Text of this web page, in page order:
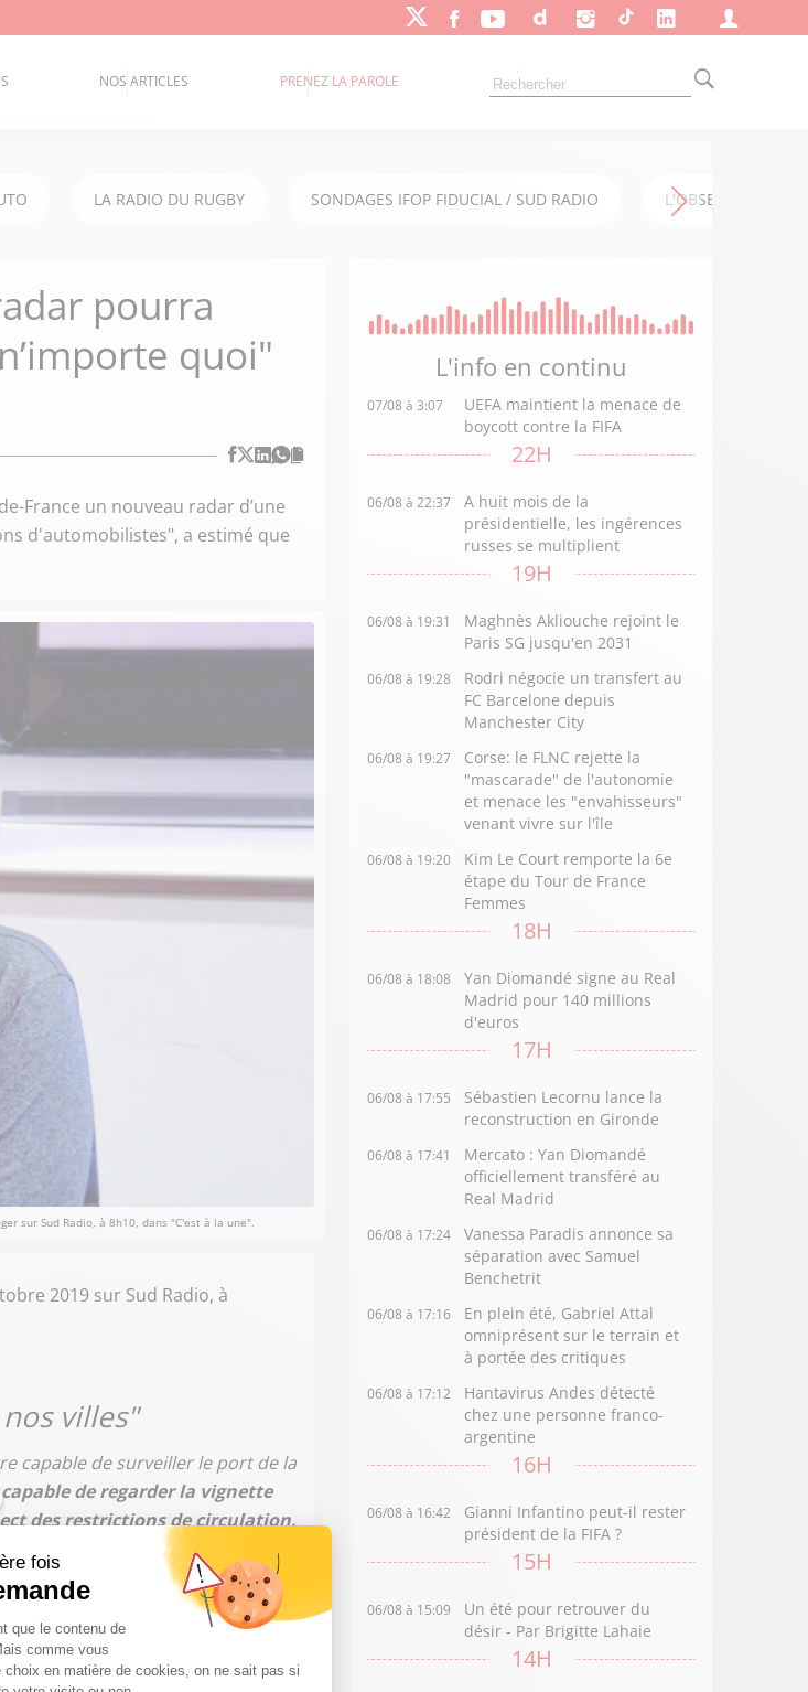
NOS ARTICLES PRENEZ LA PAROLE
LA RADIO DU RUGBY SONDAGES IFOP FIDUCIAL / SUD RADIO L'OBSERVATOIRE
pourra
quoi"
France un nouveau radar d’une
d'automobilistes", a estimé que
sur Sud Radio, à 8h10, dans "C'est à la une".
2019 sur Sud Radio, à
villes"
capable de surveiller le port de la
de regarder la vignette
des restrictions de circulation.
villes, là où l'on veut sauver la
un autre à Kremlin-Bicêtre (Val-
L'info en continu
07/08 à 3:07
UEFA maintient la menace de
boycott contre la FIFA
22H
06/08 à 22:37
A huit mois de la
présidentielle, les ingérences
russes se multiplient
19H
06/08 à 19:31
Maghnès Akliouche rejoint le
Paris SG jusqu'en 2031
06/08 à 19:28
Rodri négocie un transfert au
FC Barcelone depuis
Manchester City
06/08 à 19:27
Corse: le FLNC rejette la
"mascarade" de l'autonomie
et menace les "envahisseurs"
venant vivre sur l'île
06/08 à 19:20
Kim Le Court remporte la 6e
étape du Tour de France
Femmes
18H
06/08 à 18:08
Yan Diomandé signe au Real
Madrid pour 140 millions
d'euros
17H
06/08 à 17:55
Sébastien Lecornu lance la
reconstruction en Gironde
06/08 à 17:41
Mercato : Yan Diomandé
officiellement transféré au
Real Madrid
06/08 à 17:24
Vanessa Paradis annonce sa
séparation avec Samuel
Benchetrit
06/08 à 17:16
En plein été, Gabriel Attal
omniprésent sur le terrain et
à portée des critiques
06/08 à 17:12
Hantavirus Andes détecté
chez une personne franco-
argentine
16H
06/08 à 16:42
Gianni Infantino peut-il rester
président de la FIFA ?
15H
06/08 à 15:09
Un été pour retrouver du
désir - Par Brigitte Lahaie
14H